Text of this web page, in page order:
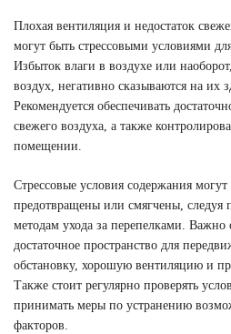
Плохая вентиляция и недостаток
могут быть стрессовыми условиями
Избыток влаги в воздухе или
воздух, негативно сказываются на их
Рекомендуется обеспечивать
свежего воздуха, а также
помещении.
Стрессовые условия содержания могут
предотвращены или смягчены, следуя
методам ухода за перепелками. Важно
достаточное пространство для
обстановку, хорошую вентиляцию и
Также стоит регулярно проверять
принимать меры по устранению
факторов.